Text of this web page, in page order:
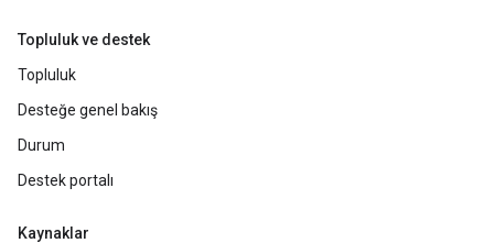
Topluluk ve destek
Topluluk
Desteğe genel bakış
Durum
Destek portalı
Kaynaklar